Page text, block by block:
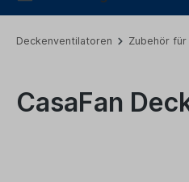
Deckenventilatoren Zubehör
CasaFan